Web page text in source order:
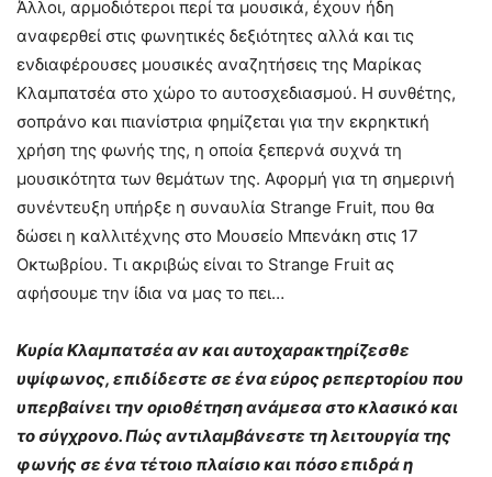
Άλλοι, αρμοδιότεροι περί τα μουσικά, έχουν ήδη
αναφερθεί στις φωνητικές δεξιότητες αλλά και τις
ενδιαφέρουσες μουσικές αναζητήσεις της Μαρίκας
Κλαμπατσέα στο χώρο το αυτοσχεδιασμού. Η συνθέτης,
σοπράνο και πιανίστρια φημίζεται για την εκρηκτική
χρήση της φωνής της, η οποία ξεπερνά συχνά τη
μουσικότητα των θεμάτων της. Αφορμή για τη σημερινή
συνέντευξη υπήρξε η συναυλία Strange Fruit, που θα
δώσει η καλλιτέχνης στο Μουσείο Μπενάκη στις 17
Οκτωβρίου. Τι ακριβώς είναι το Strange Fruit ας
αφήσουμε την ίδια να μας το πει…
Κυρία Κλαμπατσέα αν και αυτοχαρακτηρίζεσθε
υψίφωνος, επιδίδεστε σε ένα εύρος ρεπερτορίου που
υπερβαίνει την οριοθέτηση ανάμεσα στο κλασικό και
το σύγχρονο. Πώς αντιλαμβάνεστε τη λειτουργία της
φωνής σε ένα τέτοιο πλαίσιο και πόσο επιδρά η